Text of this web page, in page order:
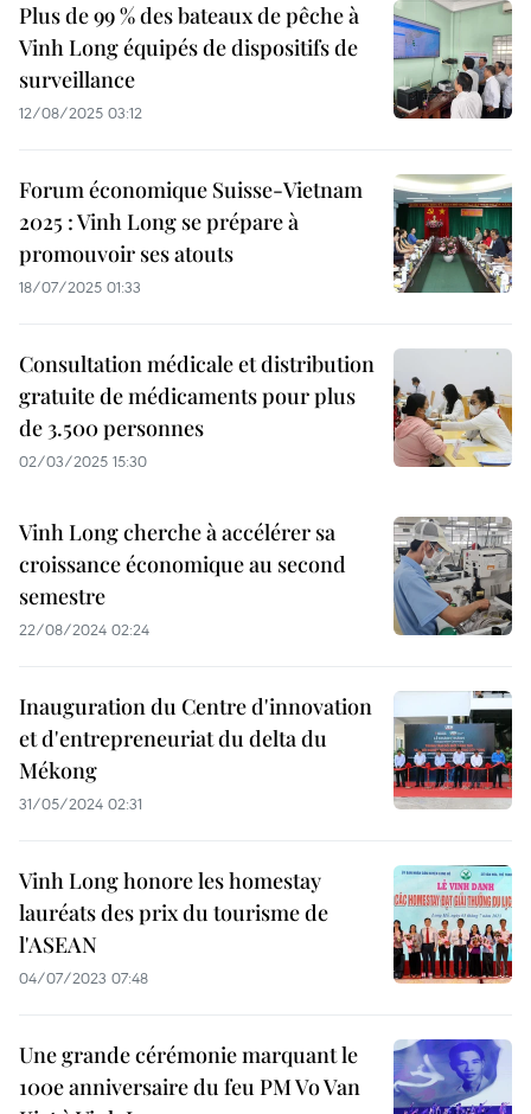
Plus de 99 % des bateaux de pêche à
Vinh Long équipés de dispositifs de
surveillance
12/08/2025 03:12
Forum économique Suisse-Vietnam
2025 : Vinh Long se prépare à
promouvoir ses atouts
18/07/2025 01:33
Consultation médicale et distribution
gratuite de médicaments pour plus
de 3.500 personnes
02/03/2025 15:30
Vinh Long cherche à accélérer sa
croissance économique au second
semestre
22/08/2024 02:24
Inauguration du Centre d'innovation
et d'entrepreneuriat du delta du
Mékong
31/05/2024 02:31
Vinh Long honore les homestay
lauréats des prix du tourisme de
l'ASEAN
04/07/2023 07:48
Une grande cérémonie marquant le
100e anniversaire du feu PM Vo Van